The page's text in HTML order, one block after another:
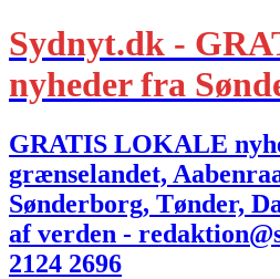
Sydnyt.dk -
nyheder fra
GRATIS LOKALE
grænselandet,
Sønderborg, Tønder,
af verden -
2124 2696